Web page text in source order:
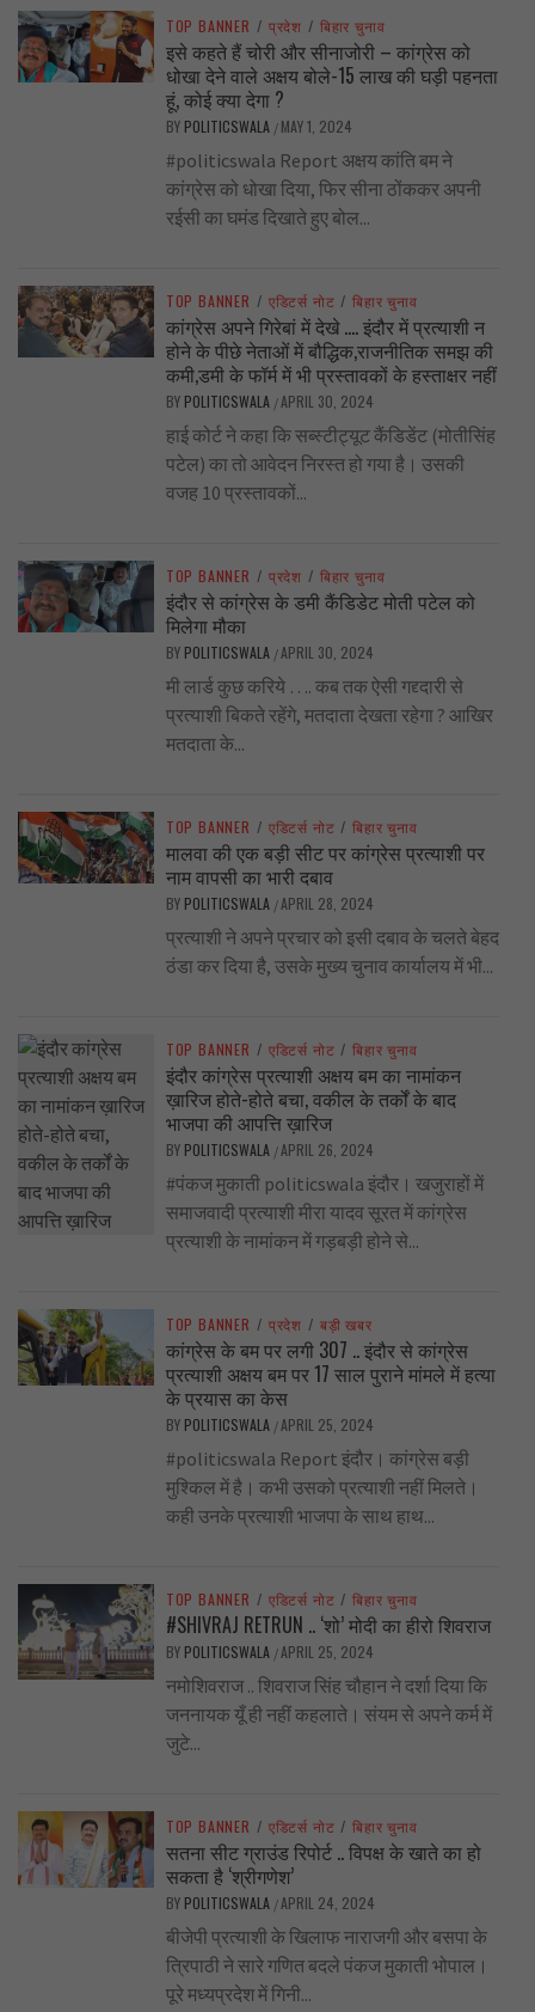
TOP BANNER / प्रदेश / बिहार चुनाव
इसे कहते हैं चोरी और सीनाजोरी – कांग्रेस को
धोखा देने वाले अक्षय बोले-15 लाख की घड़ी पहनता
हूं, कोई क्या देगा ?
BY POLITICSWALA / MAY 1, 2024
#politicswala Report अक्षय कांति बम ने
कांग्रेस को धोखा दिया, फिर सीना ठोंककर अपनी
रईसी का घमंड दिखाते हुए बोल...
TOP BANNER / एडिटर्स नोट / बिहार चुनाव
कांग्रेस अपने गिरेबां में देखे …. इंदौर में प्रत्याशी न
होने के पीछे नेताओं में बौद्धिक,राजनीतिक समझ की
कमी,डमी के फॉर्म में भी प्रस्तावकों के हस्ताक्षर नहीं
BY POLITICSWALA /APRIL 30, 2024
हाई कोर्ट ने कहा कि सब्स्टीट्यूट कैंडिडेंट (मोतीसिंह
पटेल) का तो आवेदन निरस्त हो गया है। उसकी
वजह 10 प्रस्तावकों...
TOP BANNER / प्रदेश / बिहार चुनाव
इंदौर से कांग्रेस के डमी कैंडिडेट मोती पटेल को
मिलेगा मौका
BY POLITICSWALA /APRIL 30, 2024
मी लार्ड कुछ करिये …. कब तक ऐसी गद्द्दारी से
प्रत्याशी बिकते रहेंगे, मतदाता देखता रहेगा ? आखिर
मतदाता के...
TOP BANNER / एडिटर्स नोट / बिहार चुनाव
मालवा की एक बड़ी सीट पर कांग्रेस प्रत्याशी पर
नाम वापसी का भारी दबाव
BY POLITICSWALA /APRIL 28, 2024
प्रत्याशी ने अपने प्रचार को इसी दबाव के चलते बेहद
ठंडा कर दिया है, उसके मुख्य चुनाव कार्यालय में भी...
TOP BANNER / एडिटर्स नोट / बिहार चुनाव
इंदौर कांग्रेस प्रत्याशी अक्षय बम का नामांकन
ख़ारिज होते-होते बचा, वकील के तर्कों के बाद
भाजपा की आपत्ति ख़ारिज
BY POLITICSWALA /APRIL 26, 2024
#पंकज मुकाती politicswala इंदौर। खजुराहों में
समाजवादी प्रत्याशी मीरा यादव सूरत में कांग्रेस
प्रत्याशी के नामांकन में गड़बड़ी होने से...
TOP BANNER / प्रदेश / बड़ी खबर
कांग्रेस के बम पर लगी 307 .. इंदौर से कांग्रेस
प्रत्याशी अक्षय बम पर 17 साल पुराने मांमले में हत्या
के प्रयास का केस
BY POLITICSWALA /APRIL 25, 2024
#politicswala Report इंदौर। कांग्रेस बड़ी
मुश्किल में है। कभी उसको प्रत्याशी नहीं मिलते।
कही उनके प्रत्याशी भाजपा के साथ हाथ...
TOP BANNER / एडिटर्स नोट / बिहार चुनाव
#SHIVRAJ RETRUN .. ‘शो’ मोदी का हीरो शिवराज
BY POLITICSWALA /APRIL 25, 2024
नमोशिवराज .. शिवराज सिंह चौहान ने दर्शा दिया कि
जननायक यूँ ही नहीं कहलाते। संयम से अपने कर्म में
जुटे...
TOP BANNER / एडिटर्स नोट / बिहार चुनाव
सतना सीट ग्राउंड रिपोर्ट .. विपक्ष के खाते का हो
सकता है ‘श्रीगणेश’
BY POLITICSWALA /APRIL 24, 2024
बीजेपी प्रत्याशी के खिलाफ नाराजगी और बसपा के
त्रिपाठी ने सारे गणित बदले पंकज मुकाती भोपाल।
पूरे मध्यप्रदेश में गिनी...